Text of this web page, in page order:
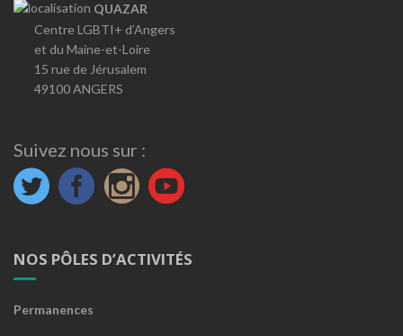
QUAZAR
Centre LGBTI+ d’Angers
et du Maine-et-Loire
15 rue de Jérusalem
49100 ANGERS
Suivez nous sur :
NOS PÔLES D’ACTIVITÉS
Permanences